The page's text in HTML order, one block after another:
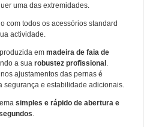
uma das extremidades.
com todos os acessórios standard
actividade.
em madeira de faia de
a sua robustez profissional .
nos ajustamentos das pernas é
segurança e estabilidade adicionais.
simples e rápido de abertura e
.